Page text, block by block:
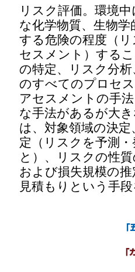
リスク評価。環境
な化学物質、生物
する危険の程度（
セスメント）する
の特定、リスク分
のすべてのプロセ
アセスメントの手
な手法があるが大
は、対象領域の決
定（リスクを予測
と）、リスクの性
および損失規模の
見積もりという手